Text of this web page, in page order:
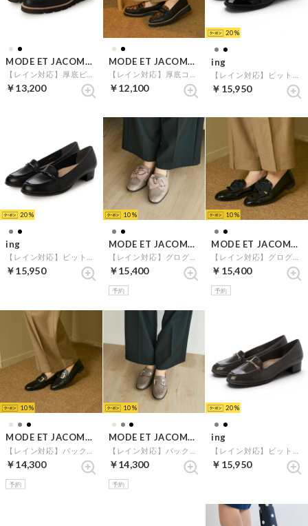
MODE ET JACOMO carino
￥13,200
MODE ET JACOMO carino
￥12,100
20
ing
￥15,950
20
ing
￥15,950
10
MODE ET JACOMO carino
￥15,400
予約
10
MODE ET JACOMO carino
￥15,400
予約
10
MODE ET JACOMO carino
￥14,300
予約
10
MODE ET JACOMO carino
￥14,300
予約
20
ing
￥15,950